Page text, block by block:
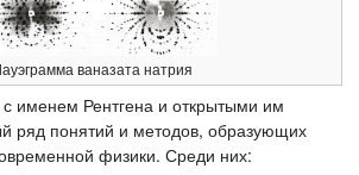
ваназата натрия
именем Рентгена и открытыми им
ряд понятий и методов, образующих
физики. Среди них: